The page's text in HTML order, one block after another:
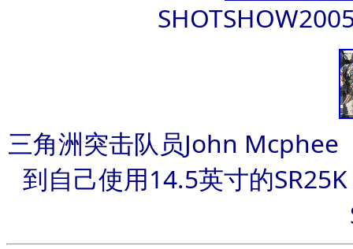
三角洲突击队员John Mcphee
到自己使用14.5英寸的